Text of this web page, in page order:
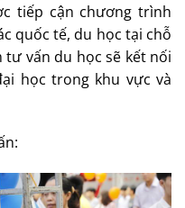
tiếp cận chương trình
quốc tế, du học tại chỗ
vấn du học sẽ kết nối
học trong khu vực và